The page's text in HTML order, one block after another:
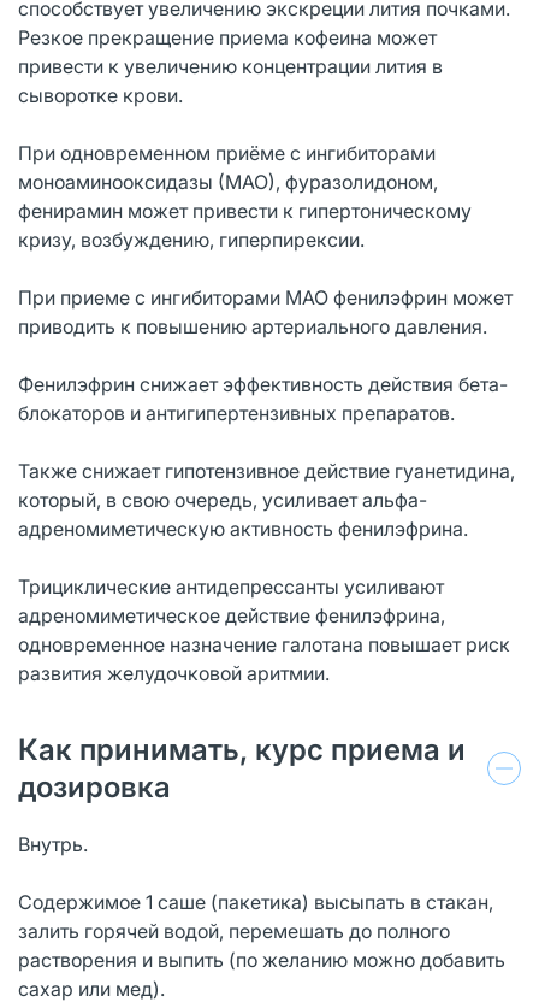
способствует увеличению экскреции лития почками.
Резкое прекращение приема кофеина может
привести к увеличению концентрации лития в
сыворотке крови.
При одновременном приёме с ингибиторами
моноаминооксидазы (МАО), фуразолидоном,
фенирамин может привести к гипертоническому
кризу, возбуждению, гиперпирексии.
При приеме с ингибиторами МАО фенилэфрин может
приводить к повышению артериального давления.
Фенилэфрин снижает эффективность действия бета-
блокаторов и антигипертензивных препаратов.
Также снижает гипотензивное действие гуанетидина,
который, в свою очередь, усиливает альфа-
адреномиметическую активность фенилэфрина.
Трициклические антидепрессанты усиливают
адреномиметическое действие фенилэфрина,
одновременное назначение галотана повышает риск
развития желудочковой аритмии.
Как принимать, курс приема и
дозировка
Внутрь.
Содержимое 1 саше (пакетика) высыпать в стакан,
залить горячей водой, перемешать до полного
растворения и выпить (по желанию можно добавить
сахар или мед).